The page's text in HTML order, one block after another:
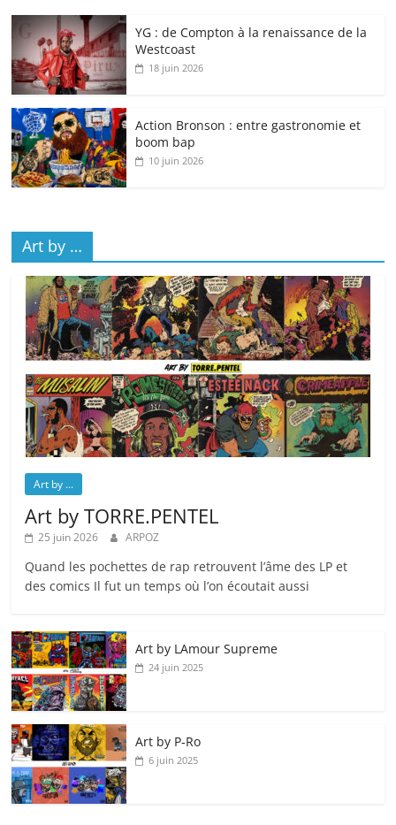
YG : de Compton à la renaissance de la
Westcoast
18 juin 2026
Action Bronson : entre gastronomie et
boom bap
10 juin 2026
Art by …
Art by ...
Art by TORRE.PENTEL
25 juin 2026 ARPOZ
Quand les pochettes de rap retrouvent l’âme des LP et
des comics Il fut un temps où l’on écoutait aussi
Art by LAmour Supreme
24 juin 2025
Art by P‑Ro
6 juin 2025